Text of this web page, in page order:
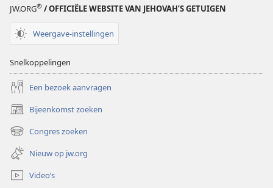
JW.ORG® / OFFICIËLE WEBSITE VAN JEHOVAH’S GETUIGEN
Weergave-instellingen
Snelkoppelingen
Een bezoek aanvragen
Bijeenkomst zoeken
(opent
nieuw
venster)
Congres zoeken
(opent
nieuw
venster)
Nieuw op jw.org
Video’s